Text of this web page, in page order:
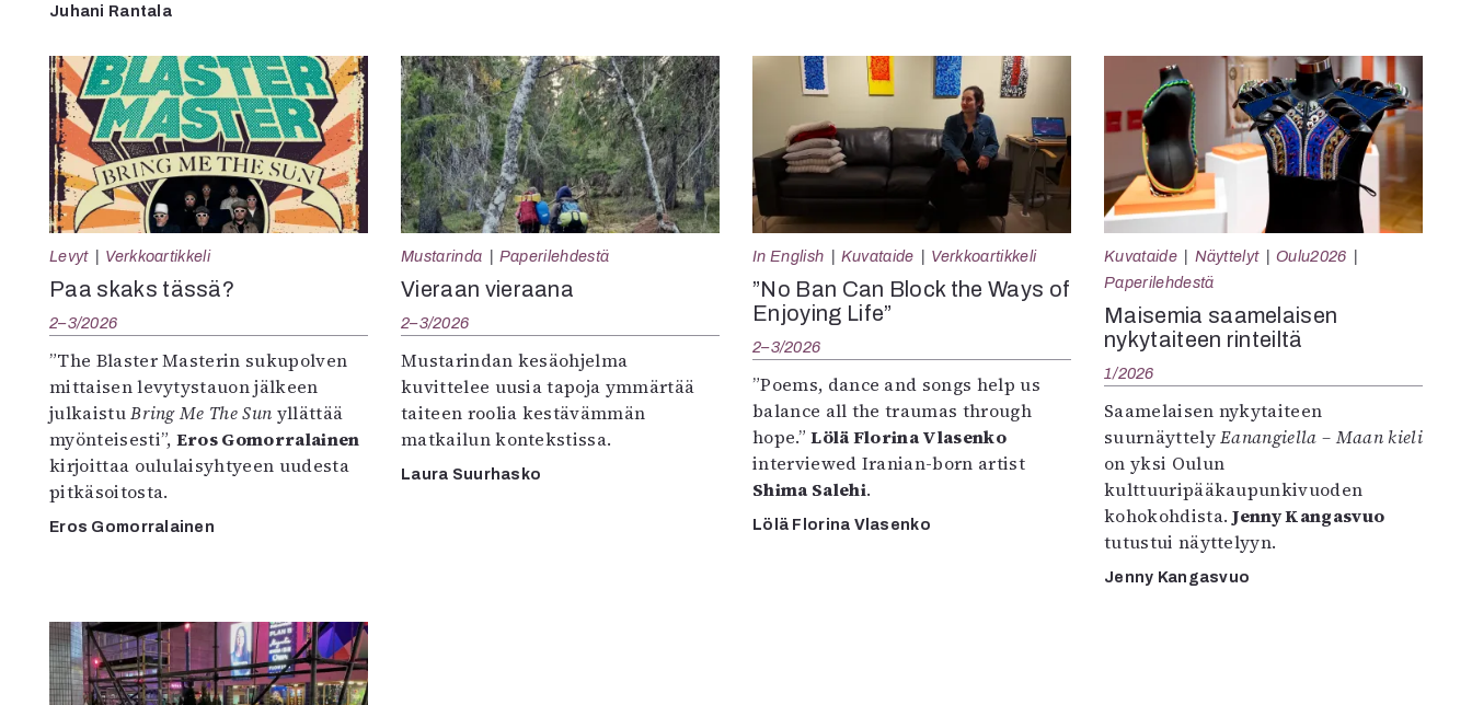
Juhani Rantala
Levyt Verkkoartikkeli
Paa skaks tässä?
2–3/2026
”The Blaster Masterin sukupolven
mittaisen levytystauon jälkeen
julkaistuBring Me The Sun yllättää
myönteisesti”, Eros Gomorralainen
kirjoittaa oululaisyhtyeen uudesta
pitkäsoitosta.
Eros Gomorralainen
Mustarinda Paperilehdestä
Vieraan vieraana
2–3/2026
Mustarindan kesäohjelma
kuvittelee uusia tapoja ymmärtää
taiteen roolia kestävämmän
matkailun kontekstissa.
Laura Suurhasko
In English Kuvataide Verkkoartikkeli
”No Ban Can Block the Ways of
Enjoying Life”
2–3/2026
”Poems, dance and songs help us
balance all the traumas through
hope.”Lölä Florina Vlasenko
interviewed Iranian-born artist
Shima Salehi.
Lölä Florina Vlasenko
Kuvataide Näyttelyt
Oulu2026
Paperilehdestä
Maisemia saamelaisen
nykytaiteen rinteiltä
1/2026
Saamelaisen nykytaiteen
suurnäyttelyEanangiella – Maan kieli
on yksi Oulun
kulttuuripääkaupunkivuoden
kohokohdista.Jenny Kangasvuo
tutustui näyttelyyn.
Jenny Kangasvuo